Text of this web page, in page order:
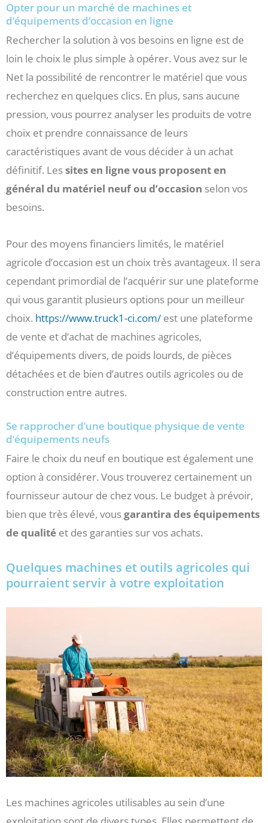
Opter pour un marché de machines et
d’équipements d’occasion en ligne
Rechercher la solution à vos besoins en ligne est de
loin le choix le plus simple à opérer. Vous avez sur le
Net la possibilité de rencontrer le matériel que vous
recherchez en quelques clics. En plus, sans aucune
pression, vous pourrez analyser les produits de votre
choix et prendre connaissance de leurs
caractéristiques avant de vous décider à un achat
définitif. Lessites en ligne vous proposent en
général du matériel neuf ou d’occasion selon vos
besoins.
Pour des moyens financiers limités, le matériel
agricole d’occasion est un choix très avantageux. Il sera
cependant primordial de l’acquérir sur une plateforme
qui vous garantit plusieurs options pour un meilleur
choix. https://www.truck1-ci.com/ est une plateforme
de vente et d’achat de machines agricoles,
d’équipements divers, de poids lourds, de pièces
détachées et de bien d’autres outils agricoles ou de
construction entre autres.
Se rapprocher d’une boutique physique de vente
d’équipements neufs
Faire le choix du neuf en boutique est également une
option à considérer. Vous trouverez certainement un
fournisseur autour de chez vous. Le budget à prévoir,
bien que très élevé, vousgarantira des équipements
de qualité et des garanties sur vos achats.
Quelques machines et outils agricoles qui
pourraient servir à votre exploitation
Les machines agricoles utilisables au sein d’une